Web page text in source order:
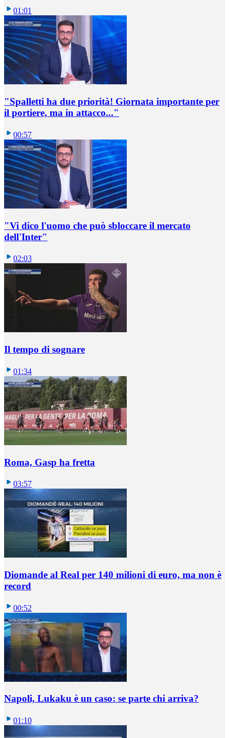
01:01
"Spalletti ha due priorità! Giornata importante per
il portiere, ma in attacco..."
00:57
"Vi dico l'uomo che può sbloccare il mercato
dell'Inter"
02:03
Il tempo di sognare
01:34
Roma, Gasp ha fretta
03:57
Diomande al Real per 140 milioni di euro, ma non è
record
00:52
Napoli, Lukaku è un caso: se parte chi arriva?
01:10